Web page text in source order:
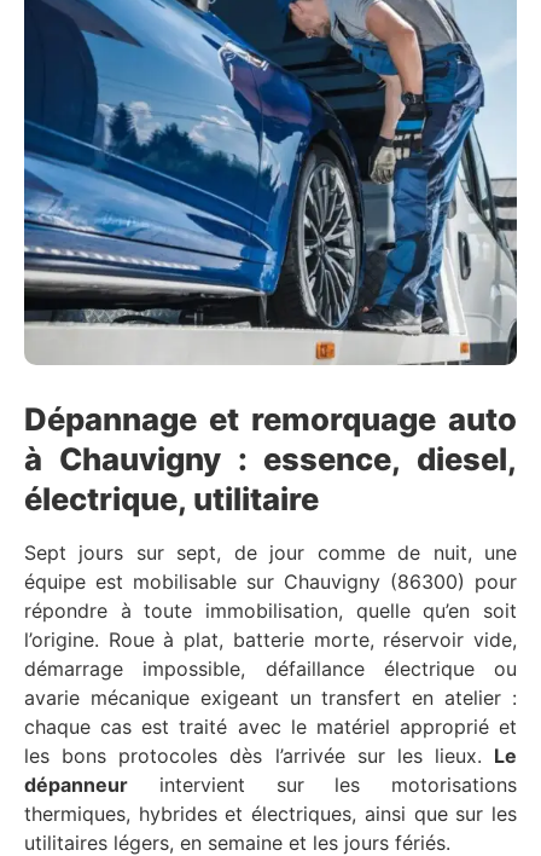
Dépannage et remorquage auto
à Chauvigny : essence, diesel,
électrique, utilitaire
Sept jours sur sept, de jour comme de nuit, une
équipe est mobilisable sur Chauvigny (86300) pour
répondre à toute immobilisation, quelle qu’en soit
l’origine. Roue à plat, batterie morte, réservoir vide,
démarrage impossible, défaillance électrique ou
avarie mécanique exigeant un transfert en atelier :
chaque cas est traité avec le matériel approprié et
les bons protocoles dès l’arrivée sur les lieux. Le
dépanneur intervient sur les motorisations
thermiques, hybrides et électriques, ainsi que sur les
utilitaires légers, en semaine et les jours fériés.